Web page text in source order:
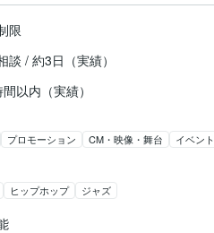
限
談 / 約3日（実績）
以内（実績）
プロモーション CM・映像・舞台 イベント
ヒップホップ ジャズ